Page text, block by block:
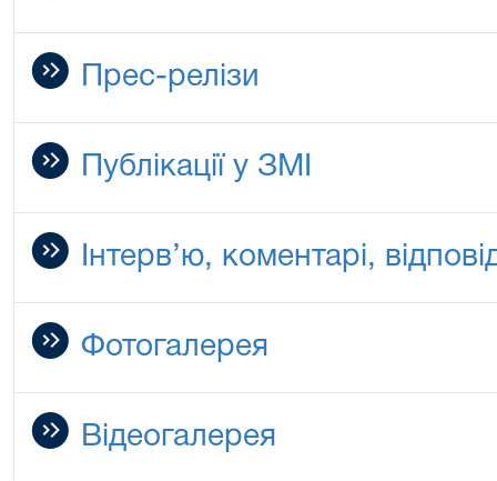
Прес-релізи
Публікації у ЗМІ
Інтерв’ю, коментарі,
Фотогалерея
Відеогалерея